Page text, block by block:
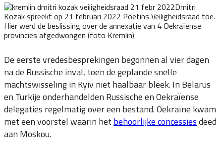
Dmitri
Kozak spreekt op 21 februari 2022 Poetins Veiligheidsraad toe.
Hier werd de beslissing over de annexatie van 4 Oekraïense
provincies afgedwongen (foto Kremlin)
De eerste vredesbesprekingen begonnen al vier dagen
na de Russische inval, toen de geplande snelle
machtswisseling in Kyiv niet haalbaar bleek. In Belarus
en Turkije onderhandelden Russische en Oekraïense
delegaties regelmatig over een bestand. Oekraïne kwam
met een voorstel waarin het behoorlijke concessiesdeed
aan Moskou.